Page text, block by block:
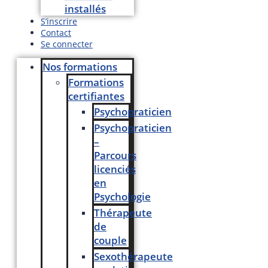
installés
S’inscrire
Contact
Se connecter
Nos formations
Formations
certifiantes
Psychopraticien
Psychopraticien
–
Parcours
licenciés
en
Psychologie
Thérapeute
de
couple
Sexothérapeute